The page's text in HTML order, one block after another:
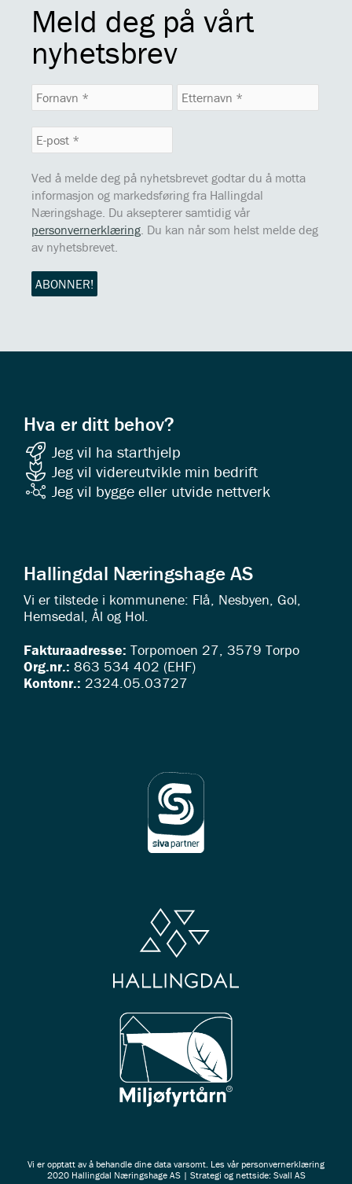
Meld deg på vårt
nyhetsbrev
Ved å melde deg på nyhetsbrevet godtar du å motta
informasjon og markedsføring fra Hallingdal
Næringshage. Du aksepterer samtidig vår
personvernerklæring . Du kan når som helst melde deg
av nyhetsbrevet.
Hva er ditt behov?
Jeg vil ha starthjelp
Jeg vil videreutvikle min bedrift
Jeg vil bygge eller utvide nettverk
Hallingdal Næringshage AS
Vi er tilstede i kommunene: Flå, Nesbyen, Gol,
Hemsedal, Ål og Hol.
Fakturaadresse: Torpomoen 27, 3579 Torpo
Org.nr.: 863 534 402 (EHF)
Kontonr.: 2324.05.03727
Vi er opptatt av å behandle dine data varsomt. Les vår personvernerklæring
2020 Hallingdal Næringshage AS | Strategi og nettside: Svall AS